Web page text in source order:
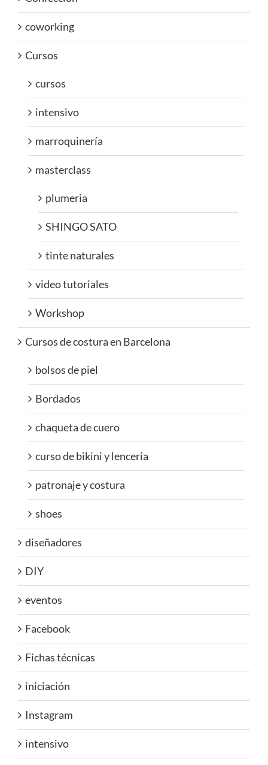
coworking
Cursos
cursos
intensivo
marroquinería
masterclass
plumeria
SHINGO SATO
tinte naturales
video tutoriales
Workshop
Cursos de costura en Barcelona
bolsos de piel
Bordados
chaqueta de cuero
curso de bikini y lenceria
patronaje y costura
shoes
diseñadores
DIY
eventos
Facebook
Fichas técnicas
iniciación
Instagram
intensivo